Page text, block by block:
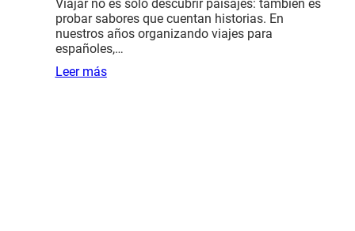
Viajar no es solo descubrir paisajes: también es
probar sabores que cuentan historias. En
nuestros años organizando viajes para
españoles,…
Leer más